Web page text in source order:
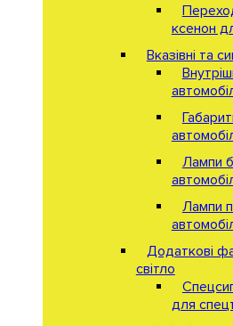
ксенон
Вказівні та
Лампи
Лампи
Додаткові
світло
для